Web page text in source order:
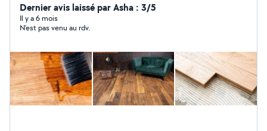
et SDB. Je suis réactif, compétitif, et efficace. -
couverture, toiture, nettoyage, rénovation - menuiserie -
Démolition, évacuation - Maçonnerie - Carrelage -
dépannage bachage - Ravalement...façadier - Pose de
revêtement sol et mûr - Création salle de bain ancienne,
moderne ou tendance - Terrasse en bois composite -
Pose parquet A votre disposition pour petits travaux ou
rénovation complète (Cuisine, SDB/SDE...). Nos
Dernier avis laissé par Asha : 3/5
Il y a 6 mois
N’est pas venu au rdv.